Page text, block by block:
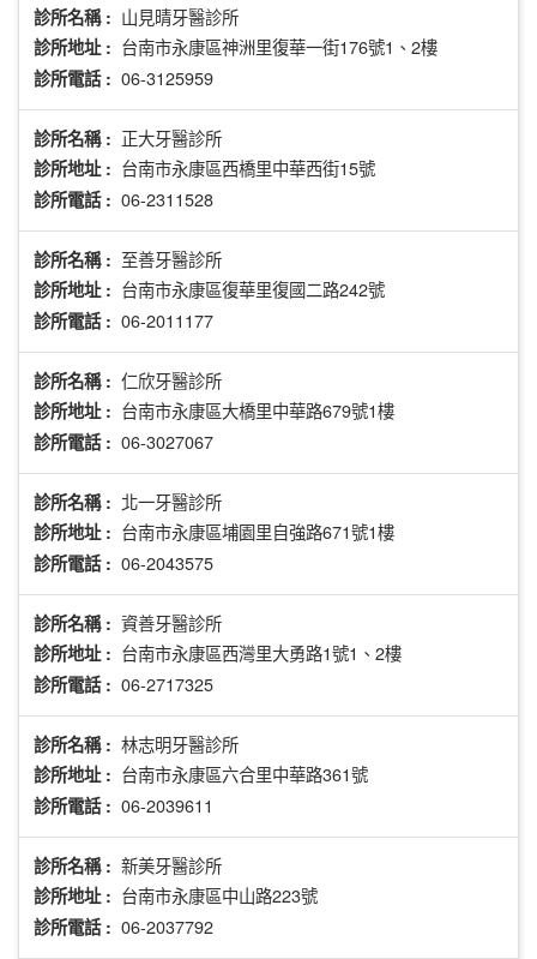
診所名稱 : 山見晴牙醫診所
診所地址 : 台南市永康區神洲里復華一街176號1、2樓
診所電話 : 06-3125959
診所名稱 : 正大牙醫診所
診所地址 : 台南市永康區西橋里中華西街15號
診所電話 : 06-2311528
診所名稱 : 至善牙醫診所
診所地址 : 台南市永康區復華里復國二路242號
診所電話 : 06-2011177
診所名稱 : 仁欣牙醫診所
診所地址 : 台南市永康區大橋里中華路679號1樓
診所電話 : 06-3027067
診所名稱 : 北一牙醫診所
診所地址 : 台南市永康區埔園里自強路671號1樓
診所電話 : 06-2043575
診所名稱 : 資善牙醫診所
診所地址 : 台南市永康區西灣里大勇路1號1、2樓
診所電話 : 06-2717325
診所名稱 : 林志明牙醫診所
診所地址 : 台南市永康區六合里中華路361號
診所電話 : 06-2039611
診所名稱 : 新美牙醫診所
診所地址 : 台南市永康區中山路223號
診所電話 : 06-2037792